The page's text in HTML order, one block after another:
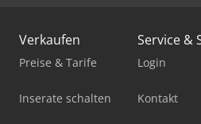
Verkaufen
Preise & Tarife
Inserate schalten
Service &
Login
Kontakt